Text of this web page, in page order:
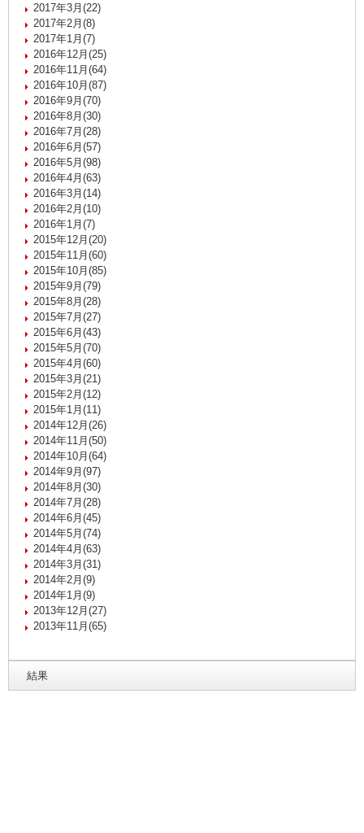
2017年3月(22)
2017年2月(8)
2017年1月(7)
2016年12月(25)
2016年11月(64)
2016年10月(87)
2016年9月(70)
2016年8月(30)
2016年7月(28)
2016年6月(57)
2016年5月(98)
2016年4月(63)
2016年3月(14)
2016年2月(10)
2016年1月(7)
2015年12月(20)
2015年11月(60)
2015年10月(85)
2015年9月(79)
2015年8月(28)
2015年7月(27)
2015年6月(43)
2015年5月(70)
2015年4月(60)
2015年3月(21)
2015年2月(12)
2015年1月(11)
2014年12月(26)
2014年11月(50)
2014年10月(64)
2014年9月(97)
2014年8月(30)
2014年7月(28)
2014年6月(45)
2014年5月(74)
2014年4月(63)
2014年3月(31)
2014年2月(9)
2014年1月(9)
2013年12月(27)
2013年11月(65)
結果